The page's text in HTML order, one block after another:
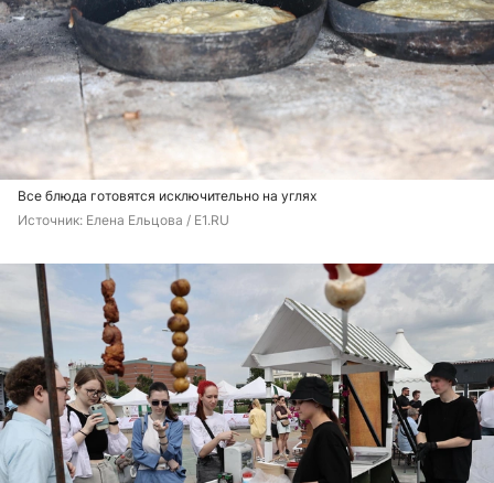
Все блюда готовятся исключительно на углях
Источник: Елена Ельцова / E1.RU